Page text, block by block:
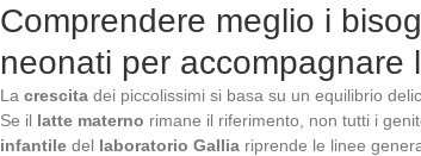
Comprendere meglio i
neonati per accompagnare
La crescita dei piccolissimi si basa su un equilibrio
Se il latte materno rimane il riferimento, non tutti i
infantile del laboratorio Gallia riprende le linee